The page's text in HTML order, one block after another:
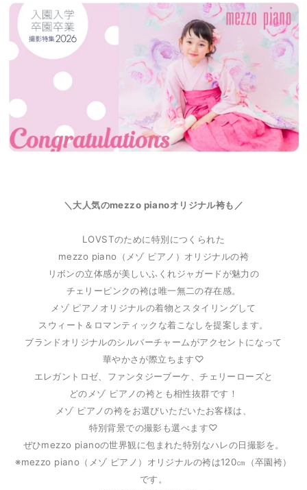
＼大人気のmezzo pianoオリジナル袴も／
LOVSTのために特別につくられた
mezzo piano（メゾ ピアノ）オリジナルの袴
リボンの立体感が美しいふくれジャガードが魅力の
チェリーピンクの袴は唯一無二の存在感。
メゾ ピアノオリジナルの着物とスタイリングして
スウィート＆ロマンティックな着こなしを提案します。
ブランドオリジナルのシルバーチャームがアクセントになって
華やかさが際立ちます♡
エレガントロゼ、ファンタジーブーケ、チェリーローズと
どのメゾ ピアノの袴とも相性抜群です！
メゾ ピアノの袴をお選びいただいたお客様は、
特別背景での撮影も選べます♡
ぜひmezzo pianoの世界観に包まれた特別なハレの日撮影を。
※mezzo piano（メゾ ピアノ）オリジナルの袴は120㎝（卒園袴）
です。